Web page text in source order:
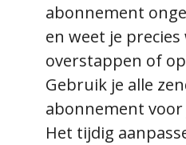
abonnement
en weet je
overstappen of
Gebruik je alle
abonnement
Het tijdig